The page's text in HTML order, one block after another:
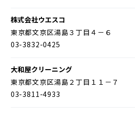
株式会社ウエスコ
東京都文京区湯島３丁目４－６
03-3832-0425
大和屋クリーニング
東京都文京区湯島２丁目１１－７
03-3811-4933